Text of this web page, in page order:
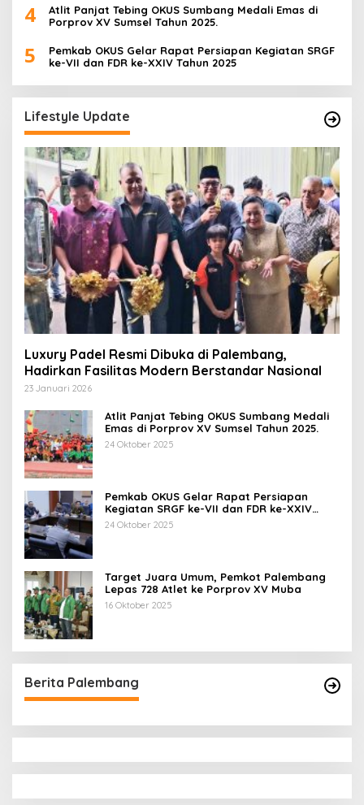
4
Atlit Panjat Tebing OKUS Sumbang Medali Emas di
Porprov XV Sumsel Tahun 2025.
5
Pemkab OKUS Gelar Rapat Persiapan Kegiatan SRGF
ke-VII dan FDR ke-XXIV Tahun 2025
Lifestyle Update
Luxury Padel Resmi Dibuka di Palembang,
Hadirkan Fasilitas Modern Berstandar Nasional
23 Januari 2026
Atlit Panjat Tebing OKUS Sumbang Medali
Emas di Porprov XV Sumsel Tahun 2025.
24 Oktober 2025
Pemkab OKUS Gelar Rapat Persiapan
Kegiatan SRGF ke-VII dan FDR ke-XXIV
Tahun 2025
24 Oktober 2025
Target Juara Umum, Pemkot Palembang
Lepas 728 Atlet ke Porprov XV Muba
16 Oktober 2025
Berita Palembang